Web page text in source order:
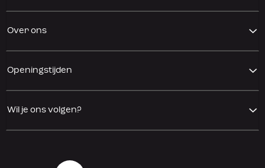
Over ons
Openingstijden
Wil je ons volgen?